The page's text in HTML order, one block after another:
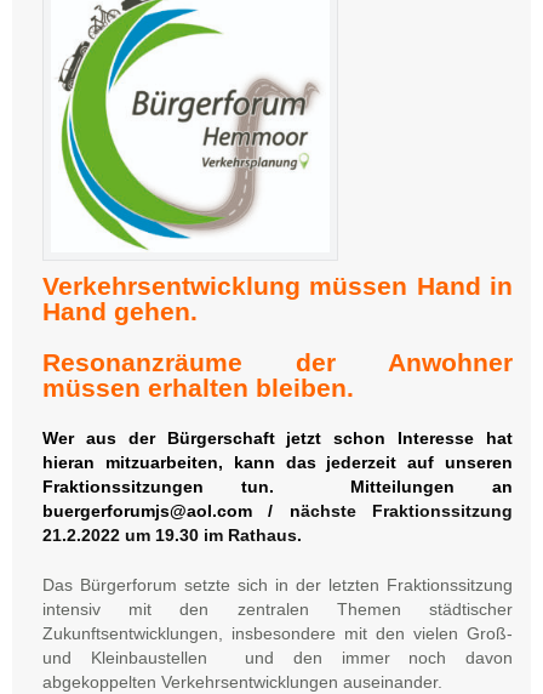
Verkehrsentwicklung müssen Hand in
Hand gehen.
Resonanzräume der Anwohner
müssen erhalten bleiben.
Wer aus der Bürgerschaft jetzt schon Interesse hat
hieran mitzuarbeiten, kann das jederzeit auf unseren
Fraktionssitzungen tun. Mitteilungen an
buergerforumjs@aol.com / nächste Fraktionssitzung
21.2.2022 um 19.30 im Rathaus.
Das Bürgerforum setzte sich in der letzten Fraktionssitzung
intensiv mit den zentralen Themen städtischer
Zukunftsentwicklungen, insbesondere mit den vielen Groß-
und Kleinbaustellen und den immer noch davon
abgekoppelten Verkehrsentwicklungen auseinander.